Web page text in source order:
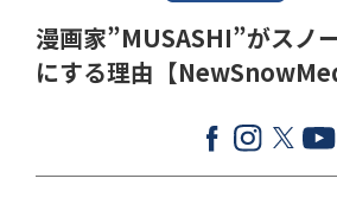
漫画家”MUSASHI”がスノ
にする理由【